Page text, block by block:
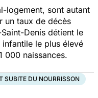
logement, sont autant
un taux de décès
Denis détient le
le plus élevé
000 naissances.
SUBITE DU NOURRISSON